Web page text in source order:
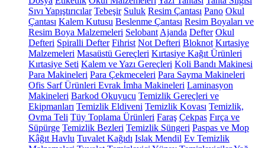
Sıvı Yapıştırıcılar Tebeşir Suluk Resim Çantası Pano Okul
Çantası Kalem Kutusu Beslenme Çantası Resim Boyaları ve
Resim Boya Malzemeleri Selobant Ajanda Defter Okul
Defteri Spiralli Defter Fihrist Not Defteri Bloknot Kırtasiye
Malzemeleri Masaüstü Gereçleri Kırtasiye Kağıt Ürünleri
Kırtasiye Seti Kalem ve Yazı Gereçleri Koli Bandı Makinesi
Para Makineleri Para Çekmeceleri Para Sayma Makineleri
Ofis Sarf Ürünleri Evrak İmha Makineleri Laminasyon
Makineleri Barkod Okuyucu Temizlik Gereçleri ve
Ekipmanları Temizlik Eldiveni Temizlik Kovası Temizlik,
Ovma Teli Tüy Toplama Ürünleri Faraş Çekpas Fırça ve
Süpürge Temizlik Bezleri Temizlik Süngeri Paspas ve Mop
Kâğıt Havlu Tuvalet Kağıdı Islak Mendil Ev Temizlik